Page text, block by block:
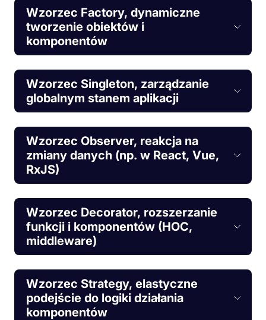
Wzorzec Factory, dynamiczne
tworzenie obiektów i
komponentów
Wzorzec Singleton, zarządzanie
globalnym stanem aplikacji
Wzorzec Observer, reakcja na
zmiany danych (np. w React, Vue,
RxJS)
Wzorzec Decorator, rozszerzanie
funkcji i komponentów (HOC,
middleware)
Wzorzec Strategy, elastyczne
podejście do logiki działania
komponentów